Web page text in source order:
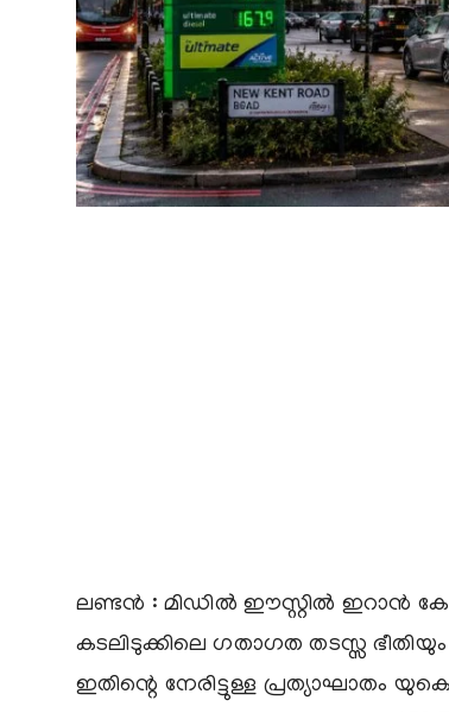
ലണ്ടൻ : മിഡിൽ ഈസ്റ്റിൽ ഇറാൻ
കടലിടുക്കിലെ ഗതാഗത തടസ്സ
ഇതിന്റെ നേരിട്ടുള്ള പ്രത്യാഘാതം